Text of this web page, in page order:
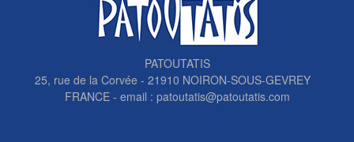
PATOUTATIS
25, rue de la Corvée - 21910 NOIRON-SOUS-GEVREY
FRANCE - email : patoutatis@patoutatis.com